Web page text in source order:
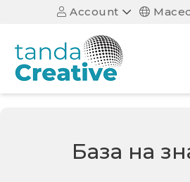
Account
База на